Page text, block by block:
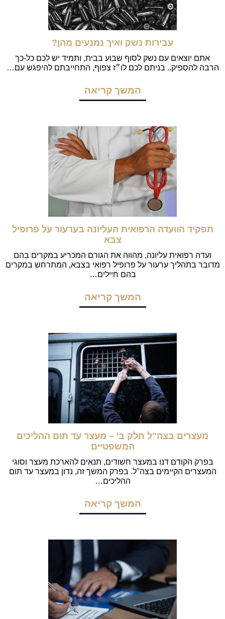
עבירות נשק ואיך נמנעים מהן?
אתם יוצאים עם נשק לסוף שבוע בבית, ותמיד יש לכם כל-כך
הרבה להספיק.. בניתם לכם לו״ז צפוף, התחייבתם להיפגש עם…
המשך קריאה
תפקיד הוועדה הרפואית העליונה בערעור על פרופיל
צבא
ועדה רפואית עליונה, מהווה את הגורם המכריע במקרים בהם
מדובר בתהליך ערעור על פרופיל רפואי בצבא, המתרחש במקרים
בהם חיילים…
המשך קריאה
מעצרים בצה"ל חלק ב' – מעצר עד תום ההליכים
המשפטיים
בפרק הקודם דנו במעצר חשודים, תנאים להארכת מעצר וסוגי
המעצרים הקיימים בצה"ל. בפרק המשך זה, נדון במעצר עד תום
ההליכים…
המשך קריאה